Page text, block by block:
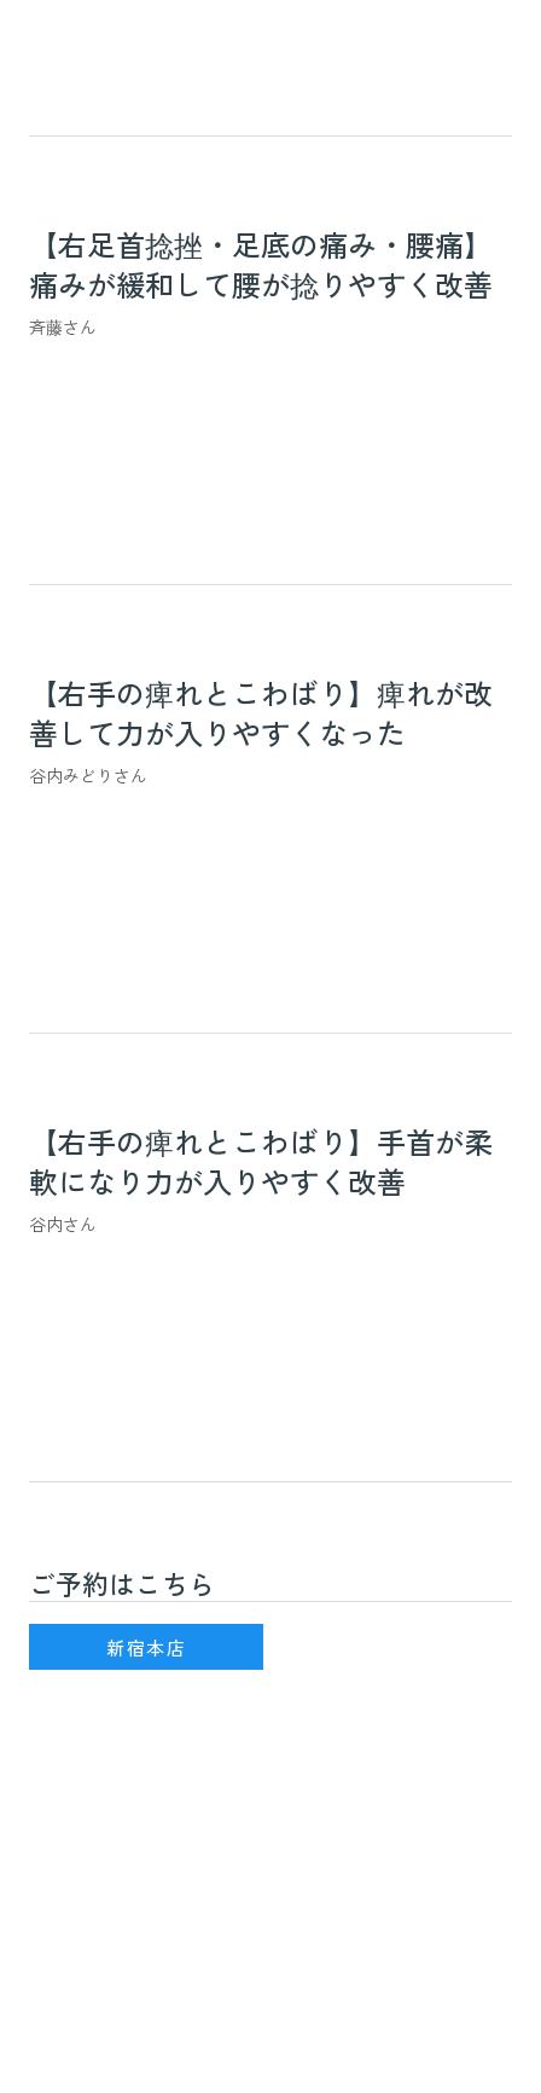
【右足首捻挫・足底の痛み・腰痛】
痛みが緩和して腰が捻りやすく改善
斉藤さん
【右手の痺れとこわばり】痺れが改
善して力が入りやすくなった
谷内みどりさん
【右手の痺れとこわばり】手首が柔
軟になり力が入りやすく改善
谷内さん
ご予約はこちら
新宿本店